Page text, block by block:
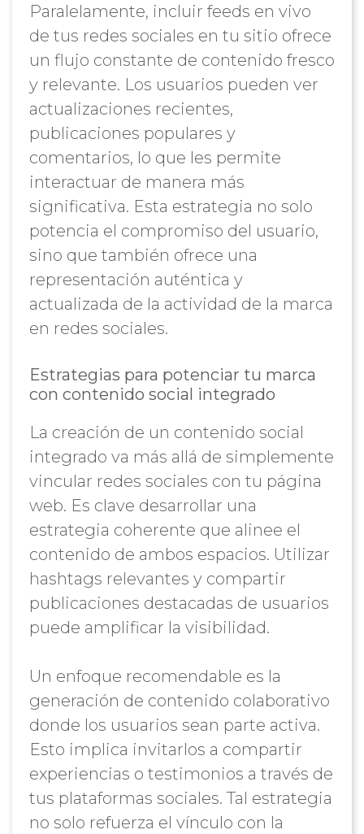
Paralelamente, incluir feeds en vivo
de tus redes sociales en tu sitio ofrece
un flujo constante de contenido fresco
y relevante. Los usuarios pueden ver
actualizaciones recientes,
publicaciones populares y
comentarios, lo que les permite
interactuar de manera más
significativa. Esta estrategia no solo
potencia el compromiso del usuario,
sino que también ofrece una
representación auténtica y
actualizada de la actividad de la marca
en redes sociales.
Estrategias para potenciar tu marca
con contenido social integrado
La creación de un contenido social
integrado va más allá de simplemente
vincular redes sociales con tu página
web. Es clave desarrollar una
estrategia coherente que alinee el
contenido de ambos espacios. Utilizar
hashtags relevantes y compartir
publicaciones destacadas de usuarios
puede amplificar la visibilidad.
Un enfoque recomendable es la
generación de contenido colaborativo
donde los usuarios sean parte activa.
Esto implica invitarlos a compartir
experiencias o testimonios a través de
tus plataformas sociales. Tal estrategia
no solo refuerza el vínculo con la